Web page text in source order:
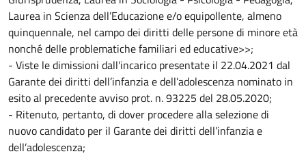
Laurea in Scienza dell’Educazione e/o equipollente, almeno
quinquennale, nel campo dei diritti delle persone di minore età
nonché delle problematiche familiari ed educative>>;
- Viste le dimissioni dall'incarico presentate il 22.04.2021 dal
Garante dei diritti dell’infanzia e dell’adolescenza nominato in
esito al precedente avviso prot. n. 93225 del 28.05.2020;
- Ritenuto, pertanto, di dover procedere alla selezione di
nuovo candidato per il Garante dei diritti dell’infanzia e
dell’adolescenza;